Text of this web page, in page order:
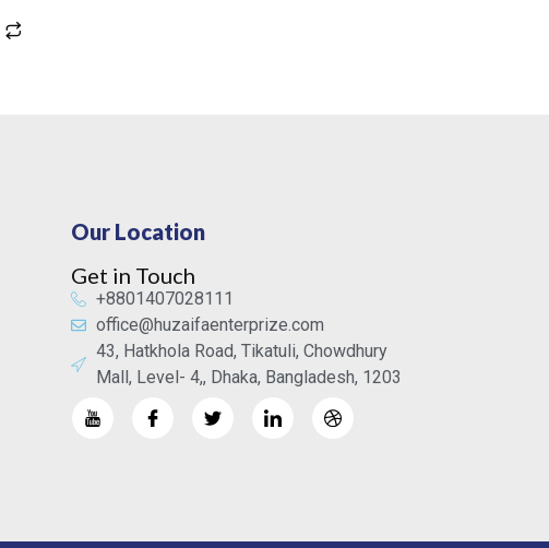
Our Location
Get in Touch
+8801407028111
office@huzaifaenterprize.com
43, Hatkhola Road, Tikatuli, Chowdhury
Mall, Level- 4,, Dhaka, Bangladesh, 1203